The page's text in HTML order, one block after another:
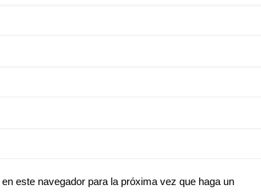
este navegador para la próxima vez que haga un